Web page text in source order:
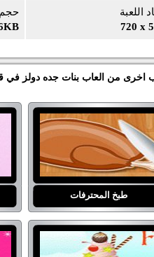
حجم
اللعبة
720 x
اخرى من العاب بنات جده دولز
طبخ المحترفات